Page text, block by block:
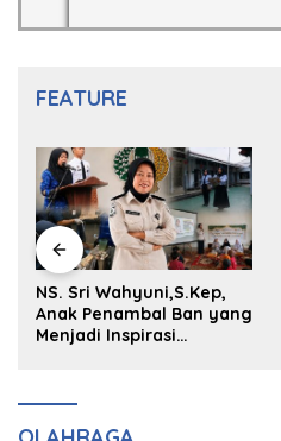
FEATURE
NS. Sri Wahyuni,S.Kep,
Anak Penambal Ban yang
Menjadi Inspirasi